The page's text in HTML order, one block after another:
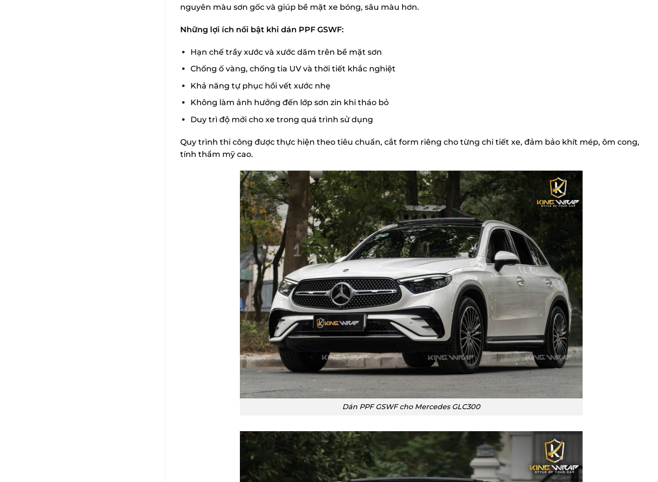
nguyên màu sơn gốc và giúp bề mặt xe bóng, sâu màu hơn.
Những lợi ích nổi bật khi dán PPF GSWF:
Hạn chế trầy xước và xước dăm trên bề mặt sơn
Chống ố vàng, chống tia UV và thời tiết khắc nghiệt
Khả năng tự phục hồi vết xước nhẹ
Không làm ảnh hưởng đến lớp sơn zin khi tháo bỏ
Duy trì độ mới cho xe trong quá trình sử dụng
Quy trình thi công được thực hiện theo tiêu chuẩn, cắt form riêng cho từng chi tiết xe, đảm bảo khít mép, ôm cong,
tính thẩm mỹ cao.
Dán PPF GSWF cho Mercedes GLC300